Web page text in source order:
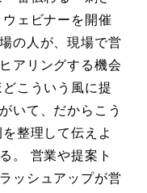
ェビナーを開催
の人が、現場で営
アリングする機会
こういう風に提
いて、だからこう
整理して伝えよ
。 営業や提案ト
ッシュアップが営